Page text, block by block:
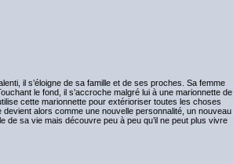
il s’éloigne de sa famille et de ses proches. Sa femme
le fond, il s’accroche malgré lui à une marionnette de
cette marionnette pour extérioriser toutes les choses
devient alors comme une nouvelle personnalité, un nouveau
de sa vie mais découvre peu à peu qu’il ne peut plus vivre